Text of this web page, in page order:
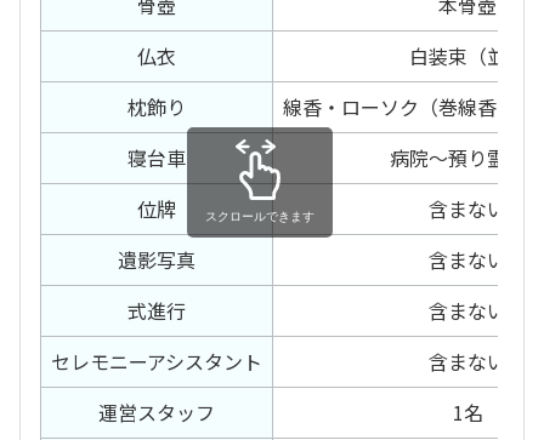
仏衣
白装束（並）
枕飾り
線香・ローソク（巻線香・電
寝台車
病院～預り霊安室
位牌
含まない
遺影写真
含まない
式進行
含まない
セレモニーアシスタント
含まない
運営スタッフ
1名
スクロールできます